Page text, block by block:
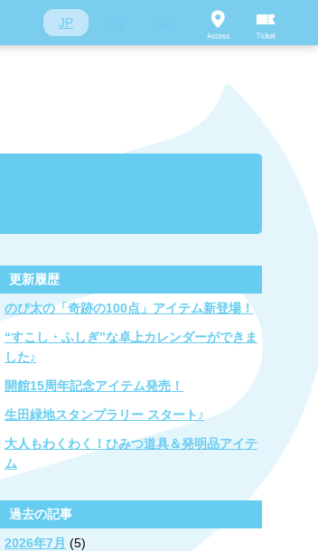
JP
更新履歴
のび太の「奇跡の100点」アイテム新登場！
“すこし・ふしぎ”な卓上カレンダーができま
した♪
開館15周年記念アイテム発売！
生田緑地スタンプラリー スタート♪
大人もわくわく！ひみつ道具＆発明品アイテ
ム
過去の記事
2026年7月 (5)